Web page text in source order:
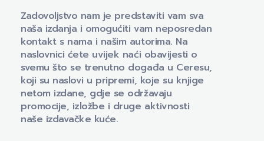
Zadovoljstvo nam je predstaviti vam sva
naša izdanja i omogućiti vam neposredan
kontakt s nama i našim autorima. Na
naslovnici ćete uvijek naći obavijesti o
svemu što se trenutno događa u Ceresu,
koji su naslovi u pripremi, koje su knjige
netom izdane, gdje se održavaju
promocije, izložbe i druge aktivnosti
naše izdavačke kuće.